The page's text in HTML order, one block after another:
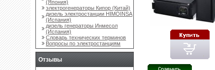
(Япония)
электрогенераторы Кипор (Китай)
дизель электростанции HIMOINSA
(Испания)
дизель генераторы Инмесол
(Испания)
Словарь технических терминов
Вопросы по электростанциям
Отзывы